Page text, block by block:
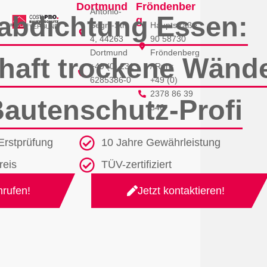
Inhalt
springen
Dortmund
Antonio-
Segni-Str.
4, 44263
Dortmund
+49 (0) 231
6285386-0
Fröndenber
g
Hauptstraße
90 58730
Fröndenberg
/ Ruhr
+49 (0)
2378 86 39
846
Essen:
trockene
Profi
10 Jahre Gewährleistung
TÜV-zertifiziert
Jetzt kontaktieren!